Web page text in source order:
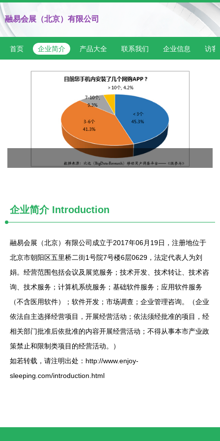
融易会展（北京）有限公司
首页 企业简介 产品大全 联系我们 企业信息 访客
企业简介 Introduction
融易会展（北京）有限公司成立于2017年06月19日，注册地位于
北京市朝阳区五里桥二街1号院7号楼6层0629，法定代表人为刘
娟。经营范围包括会议及展览服务；技术开发、技术转让、技术咨
询、技术服务；计算机系统服务；基础软件服务；应用软件服务
（不含医用软件）；软件开发；市场调查；企业管理咨询。（企业
依法自主选择经营项目，开展经营活动；依法须经批准的项目，经
相关部门批准后依批准的内容开展经营活动；不得从事本市产业政
策禁止和限制类项目的经营活动。）
如若转载，请注明出处：http://www.enjoy-
sleeping.com/introduction.html